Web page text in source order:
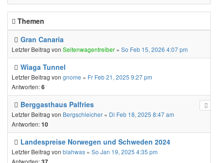
Themen
Gran Canaria
Letzter Beitrag von Seitenwagentreiber « So Feb 15, 2026 4:07 pm
Wiaga Tunnel
Letzter Beitrag von gnome « Fr Feb 21, 2025 9:27 pm
Antworten:6
Berggasthaus Palfries
Letzter Beitrag von Bergschleicher « Di Feb 18, 2025 8:47 am
Antworten:10
Landespreise Norwegen und Schweden 2024
Letzter Beitrag von blahwas « So Jan 19, 2025 4:35 pm
Antworten: